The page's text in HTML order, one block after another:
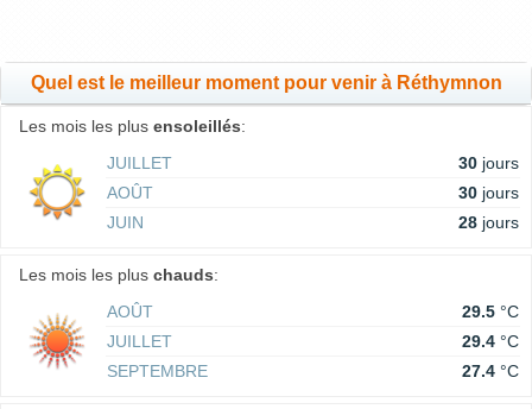
Quel est le meilleur moment pour venir à Réthymnon
Les mois les plus ensoleillés:
JUILLET
30 jours
AOÛT
30 jours
JUIN
28 jours
Les mois les plus chauds:
AOÛT
29.5 °C
JUILLET
29.4 °C
SEPTEMBRE
27.4 °C